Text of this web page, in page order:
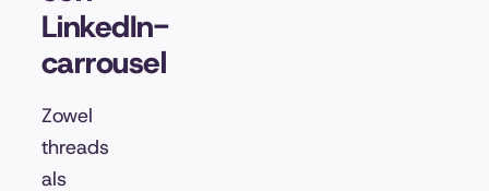
LinkedIn-
carrousel
Zowel
threads
als